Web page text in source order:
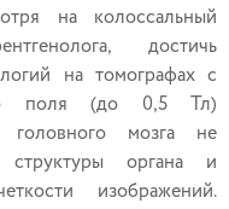
на колоссальный
достичь
на томографах с
поля (до 0,5 Тл)
головного мозга не
структуры органа и
изображений.